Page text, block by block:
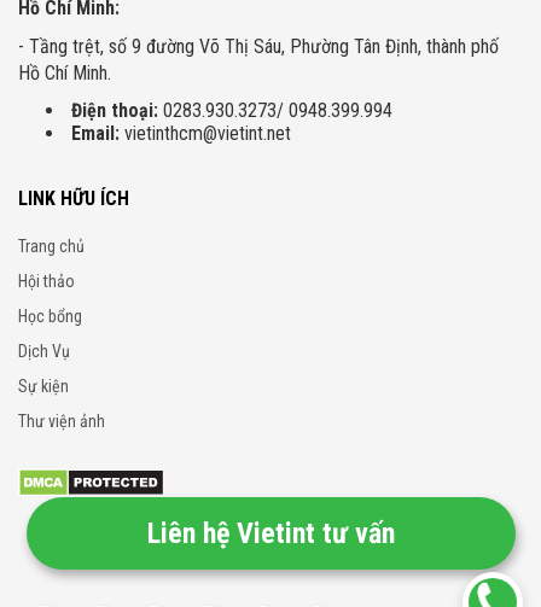
Hồ Chí Minh:
- Tầng trệt, số 9 đường Võ Thị Sáu, Phường Tân Định, thành phố
Hồ Chí Minh.
Điện thoại: 0283.930.3273/ 0948.399.994
Email: vietinthcm@vietint.net
LINK HỮU ÍCH
Trang chủ
Hội thảo
Học bổng
Dịch Vụ
Sự kiện
Thư viện ảnh
Liên hệ Vietint tư vấn